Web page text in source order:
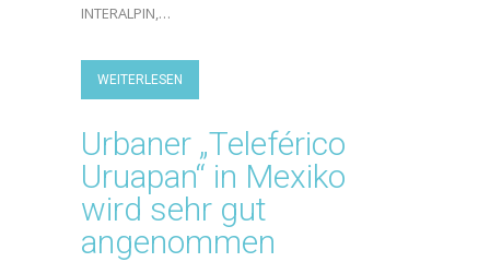
INTERALPIN,…
WEITERLESEN
Urbaner „Teleférico
Uruapan“ in Mexiko
wird sehr gut
angenommen